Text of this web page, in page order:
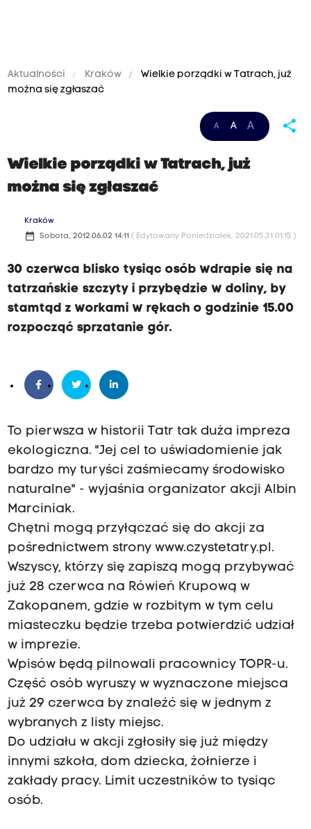
Aktualności Kraków
Wielkie porządki w Tatrach, już
można się zgłaszać
A A A share
Wielkie porządki w Tatrach, już
można się zgłaszać
Kraków
date_range Sobota, 2012.06.02 14:11 ( Edytowany Poniedziałek, 2021.05.31 01:15 )
30 czerwca blisko tysiąc osób wdrapie się na
tatrzańskie szczyty i przybędzie w doliny, by
stamtąd z workami w rękach o godzinie 15.00
rozpocząć sprzatanie gór.
To pierwsza w historii Tatr tak duża impreza
ekologiczna. "Jej cel to uświadomienie jak
bardzo my turyści zaśmiecamy środowisko
naturalne" - wyjaśnia organizator akcji Albin
Marciniak.
Chętni mogą przyłączać się do akcji za
pośrednictwem strony www.czystetatry.pl.
Wszyscy, którzy się zapiszą mogą przybywać
już 28 czerwca na Rówień Krupową w
Zakopanem, gdzie w rozbitym w tym celu
miasteczku będzie trzeba potwierdzić udział
w imprezie.
Wpisów będą pilnowali pracownicy TOPR-u.
Część osób wyruszy w wyznaczone miejsca
już 29 czerwca by znaleźć się w jednym z
wybranych z listy miejsc.
Do udziału w akcji zgłosiły się już między
innymi szkoła, dom dziecka, żołnierze i
zakłady pracy. Limit uczestników to tysiąc
osób.